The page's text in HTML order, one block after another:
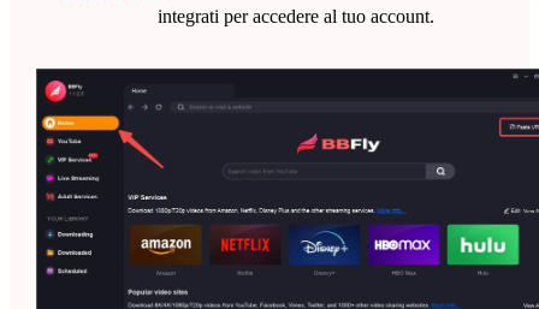
integrati per accedere al tuo account.